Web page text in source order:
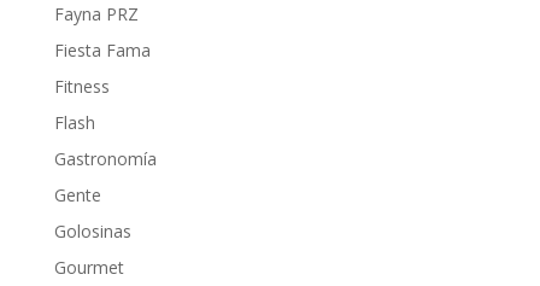
Fayna PRZ
Fiesta Fama
Fitness
Flash
Gastronomía
Gente
Golosinas
Gourmet